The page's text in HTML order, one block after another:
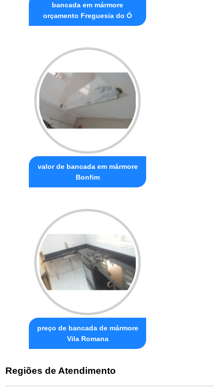
bancada em mármore
orçamento Freguesia do Ó
valor de bancada em mármore
Bonfim
preço de bancada de mármore
Vila Romana
Regiões de Atendimento